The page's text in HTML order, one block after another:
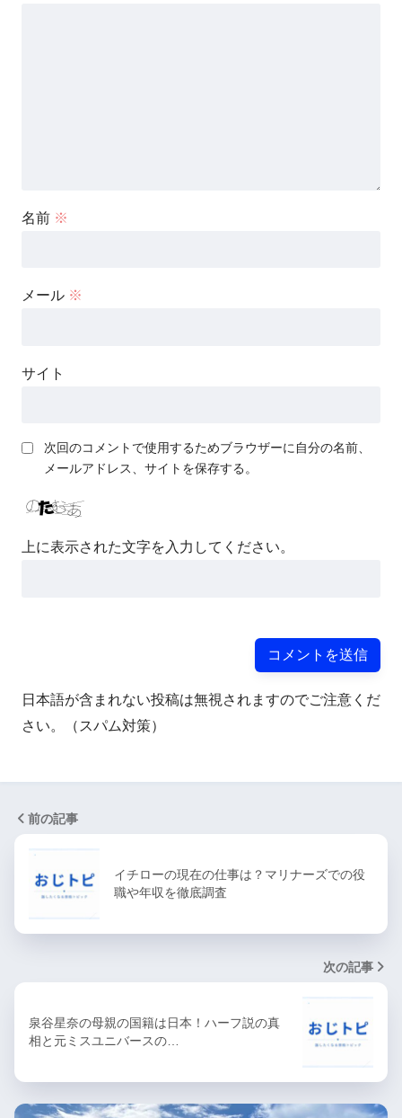
名前 ※
メール ※
サイト
次回のコメントで使用するためブラウザーに自分の名前、
メールアドレス、サイトを保存する。
上に表示された文字を入力してください。
日本語が含まれない投稿は無視されますのでご注意くだ
さい。（スパム対策）
前の記事
イチローの現在の仕事は？マリナーズでの役
職や年収を徹底調査
次の記事
泉谷星奈の母親の国籍は日本！ハーフ説の真
相と元ミスユニバースの…